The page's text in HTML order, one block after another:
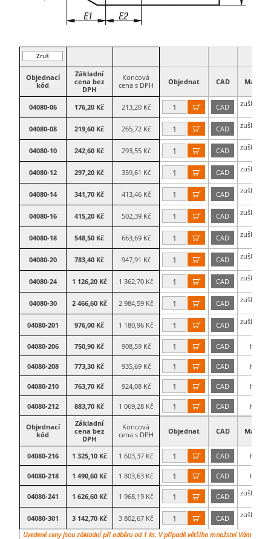
Zruš
filtr
Objednací
kód
Základní
cena bez
DPH
Koncová
cena s DPH
Objednat CAD
04080-06 176,20 Kč 213,20 Kč  CAD
04080-08
219,60 Kč 265,72 Kč  CAD
04080-10
242,60 Kč 293,55 Kč  CAD
04080-12
297,20 Kč 359,61 Kč  CAD
04080-14
341,70 Kč 413,46 Kč  CAD
04080-16
415,20 Kč 502,39 Kč  CAD
04080-18
548,50 Kč 663,69 Kč  CAD
04080-20
783,40 Kč 947,91 Kč  CAD
04080-24
1 126,20 Kč 1 362,70 Kč  CAD
04080-30
2 466,60 Kč 2 984,59 Kč  CAD
04080-201
976,00 Kč 1 180,96 Kč  CAD
04080-206
750,90 Kč 908,59 Kč  CAD hliník
04080-208 773,30 Kč 935,69 Kč  CAD hliník
04080-210 763,70 Kč 924,08 Kč  CAD hliník
04080-212 883,70 Kč 1 069,28 Kč  CAD hliník
Objednací
kód
Základní
cena bez
DPH
Koncová
cena s DPH
Objednat CAD
04080-216 1 325,10 Kč 1 603,37 Kč  CAD hliník
04080-218 1 490,60 Kč 1 803,63 Kč  CAD hliník
04080-241 1 626,60 Kč 1 968,19 Kč  CAD
04080-301
3 142,70 Kč 3 802,67 Kč  CAD
Uvedené ceny jsou základní při odběru od 1 ks. V případě většího množství Vám